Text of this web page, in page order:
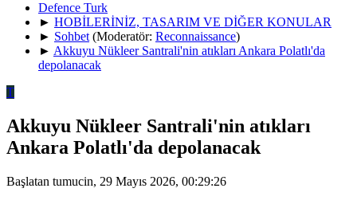
Defence Turk
► HOBİLERİNİZ, TASARIM VE DİĞER KONULAR
► Sohbet (Moderatör: Reconnaissance)
► Akkuyu Nükleer Santrali'nin atıkları Ankara Polatlı'da
depolanacak
T
Akkuyu Nükleer Santrali'nin atıkları
Ankara Polatlı'da depolanacak
Başlatan tumucin, 29 Mayıs 2026, 00:29:26